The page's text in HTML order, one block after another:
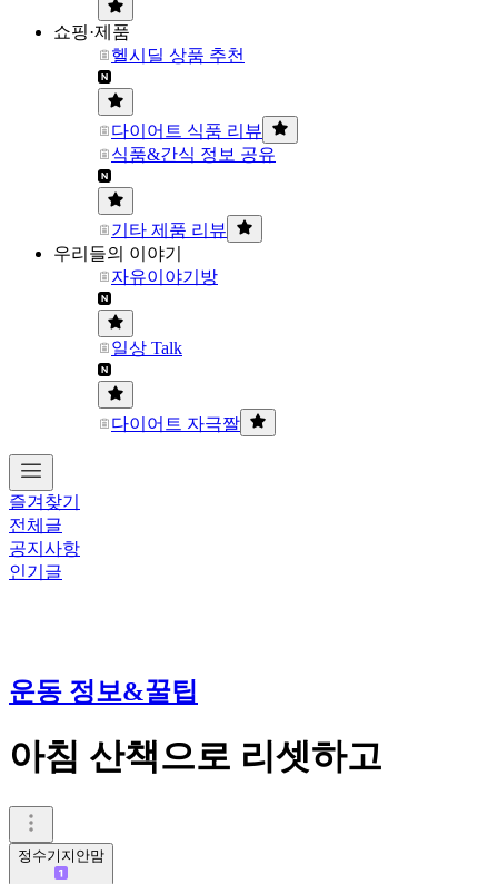
쇼핑·제품
헬시딜 상품 추천
다이어트 식품 리뷰
식품&간식 정보 공유
기타 제품 리뷰
우리들의 이야기
자유이야기방
일상 Talk
다이어트 자극짤
즐겨찾기
전체글
공지사항
인기글
운동 정보&꿀팁
아침 산책으로 리셋하고
정수기지안맘